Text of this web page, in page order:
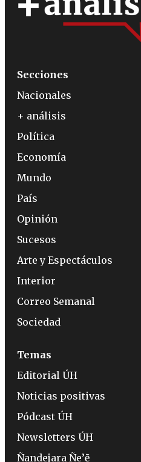
Secciones
Nacionales
+ análisis
Política
Economía
Mundo
País
Opinión
Sucesos
Arte y Espectáculos
Interior
Correo Semanal
Sociedad
Temas
Editorial ÚH
Noticias positivas
Pódcast ÚH
Newsletters ÚH
Ñandejara Ñe’ẽ